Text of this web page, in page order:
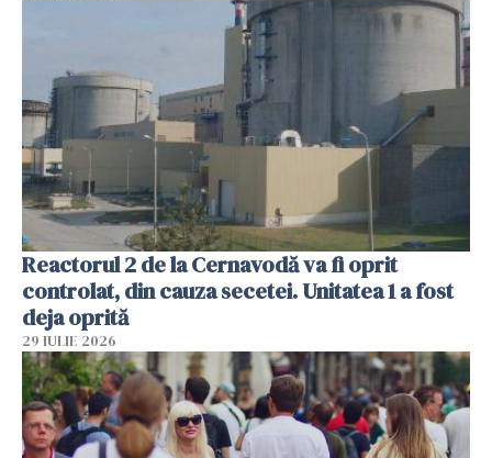
Reactorul 2 de la Cernavodă va fi oprit
controlat, din cauza secetei. Unitatea 1 a fost
deja oprită
29 IULIE 2026